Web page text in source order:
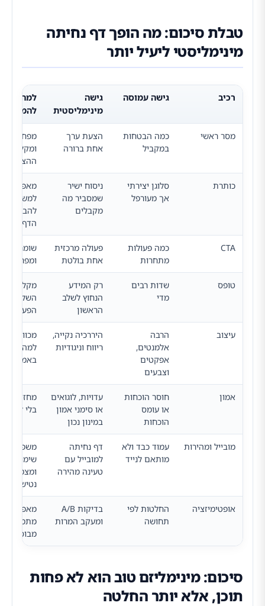
טבלת סיכום: מה הופך דף נחיתה
מינימליסטי ליעיל יותר
רכיב גישה עמוסה
גישה
מינימליסטית
למה זה
להמרה
מסר ראשי
כמה הבטחות
במקביל
הצעת ערך
אחת ברורה
מפחית
ומקל על
ההצעה
כותרת
סלוגן יצירתי
אך מעורפל
ניסוח ישיר
שמסביר מה
מקבלים
מאפשר
למשתמש
להבין
הדף
CTA
כמה פעולות
מתחרות
פעולה מרכזית
אחת בולטת
שומר על
ומפחית
טופס
שדות רבים
מדי
רק המידע
הנחוץ לשלב
הראשון
מקל על
השלמת
הפעולה
עיצוב
הרבה
אלמנטים,
אפקטים
וצבעים
היררכיה נקייה,
ריווח וניגודיות
מכוון את
למה
באמת
אמון
חוסר הוכחות
או עומס
הוכחות
עדויות, לוגואים
או סימני אמון
במינון נכון
מחזק
בלי
מובייל ומהירות
עמוד כבד ולא
מותאם לנייד
דף נחיתה
למובייל עם
טעינה מהירה
משפר
שימוש
ומצמצם
נטישה
אופטימיזציה
החלטות לפי
תחושה
בדיקות A/B
ומעקב המרות
מאפשר
מתמשך
מבוסס
סיכום: מינימליזם טוב הוא לא פחות
תוכן, אלא יותר החלטה